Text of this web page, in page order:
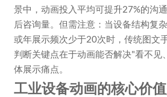
景中，动画投入平均可提升27%的沟
后咨询量。但需注意：当设备结构复
或年展示频次少于20次时，传统图文
判断关键点在于动画能否解决"看不见
体展示痛点。
工业设备动画的核心价